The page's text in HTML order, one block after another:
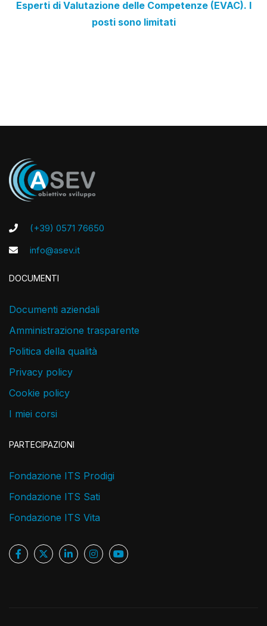
Esperti di Valutazione delle Competenze (EVAC). I
posti sono limitati
(+39) 0571 76650
info@asev.it
DOCUMENTI
Documenti aziendali
Amministrazione trasparente
Politica della qualità
Privacy policy
Cookie policy
I miei corsi
PARTECIPAZIONI
Fondazione ITS Prodigi
Fondazione ITS Sati
Fondazione ITS Vita